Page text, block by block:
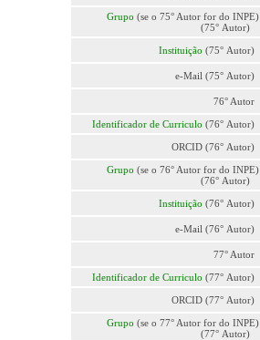
Grupo (se o 75° Autor for do INPE)
(75° Autor)
Instituição (75° Autor)
e-Mail (75° Autor)
76° Autor
Identificador de Curriculo (76° Autor)
ORCID (76° Autor)
Grupo (se o 76° Autor for do INPE)
(76° Autor)
Instituição (76° Autor)
e-Mail (76° Autor)
77° Autor
Identificador de Curriculo (77° Autor)
ORCID (77° Autor)
Grupo (se o 77° Autor for do INPE)
(77° Autor)